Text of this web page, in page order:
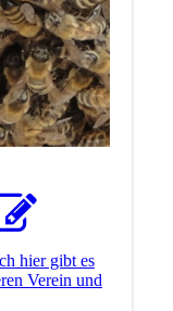
hier gibt es
Verein und